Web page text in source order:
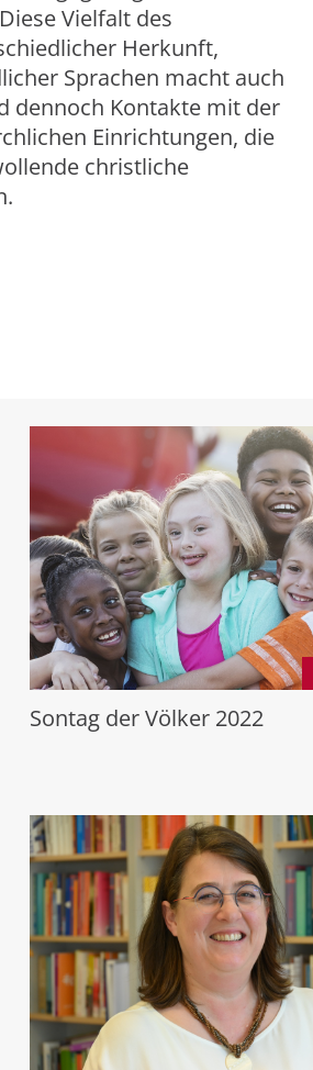
Vielfalt des
Herkunft,
Sprachen macht auch
dennoch Kontakte mit der
Einrichtungen, die
christliche
Sontag der Völker 2022